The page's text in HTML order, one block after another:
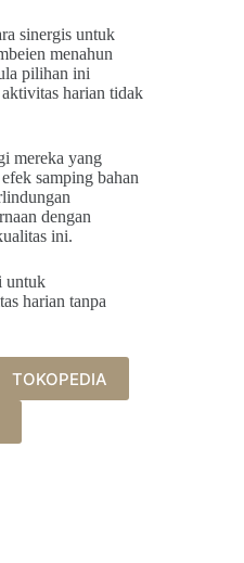
sinergis untuk
menahun
pilihan ini
harian tidak
mereka yang
samping bahan
dengan
ini.
untuk
harian tanpa
TOKOPEDIA